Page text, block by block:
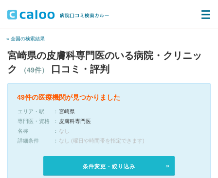
« 全国の検索結果
宮崎県の皮膚科専門医のいる病院・クリニッ
ク
（49件） 口コミ・評判
49件の医療機関が見つかりました
エリア・駅
宮崎県
専門医・資格
皮膚科専門医
名称
なし
詳細条件
なし (曜日や時間帯を指定できます)
条件変更・絞り込み